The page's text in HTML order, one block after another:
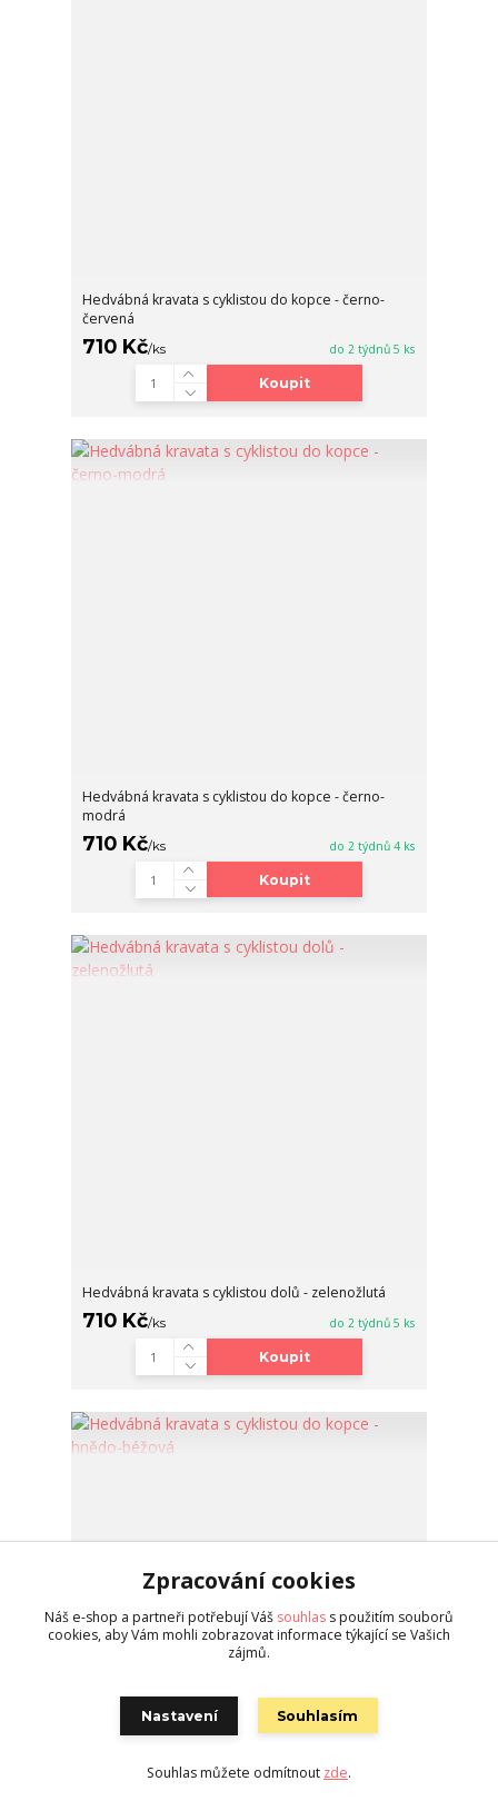
Hedvábná kravata s cyklistou do kopce - černo-
červená
710 Kč/ks do 2 týdnů 5 ks
Koupit
Hedvábná kravata s cyklistou do kopce - černo-
modrá
710 Kč/ks do 2 týdnů 4 ks
Koupit
Hedvábná kravata s cyklistou dolů - zelenožlutá
710 Kč/ks do 2 týdnů 5 ks
Koupit
Hedvábná kravata s cyklistou do kopce - hnědo-
Zpracování cookies
Náš e-shop a partneři potřebují Váš souhlas s použitím souborů
cookies, aby Vám mohli zobrazovat informace týkající se Vašich
zájmů.
Nastavení Souhlasím
Souhlas můžete odmítnout zde.